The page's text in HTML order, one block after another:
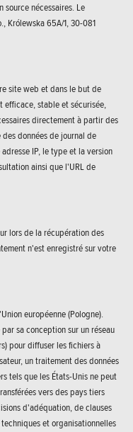
source nécessaires. Le
Królewska 65A/1, 30-081
site web et dans le but de
efficace, stable et sécurisée,
directement à partir des
données de journal de
IP, le type et la version
ainsi que l'URL de
lors de la récupération des
n'est enregistré sur votre
européenne (Pologne).
sa conception sur un réseau
pour diffuser les fichiers à
un traitement des données
tels que les États-Unis ne peut
vers des pays tiers
d'adéquation, de clauses
et organisationnelles